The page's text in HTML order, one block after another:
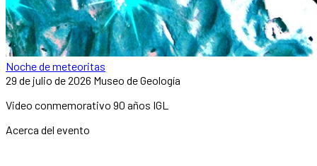
Noche de meteoritas
29 de julio de 2026 Museo de Geología
Video conmemorativo 90 años IGL
Acerca del evento